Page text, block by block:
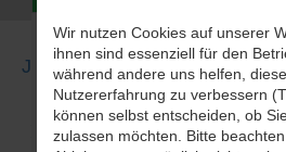
Ergebnisse 2019/2020
Jugendrangliste 2019/2020
Ergebnisse 2018/2019
Ergebnisse 2017/2018
Jugendrangliste 2019/2020
Ergebnisse Einzel LG Schüler
Wir nutzen Cookies auf unserer
ihnen sind essenziell für den
während andere uns helfen,
Nutzererfahrung zu verbessern
können selbst entscheiden, ob
zulassen möchten. Bitte